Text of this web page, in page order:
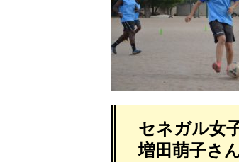
セネガル女
増田萌子さ